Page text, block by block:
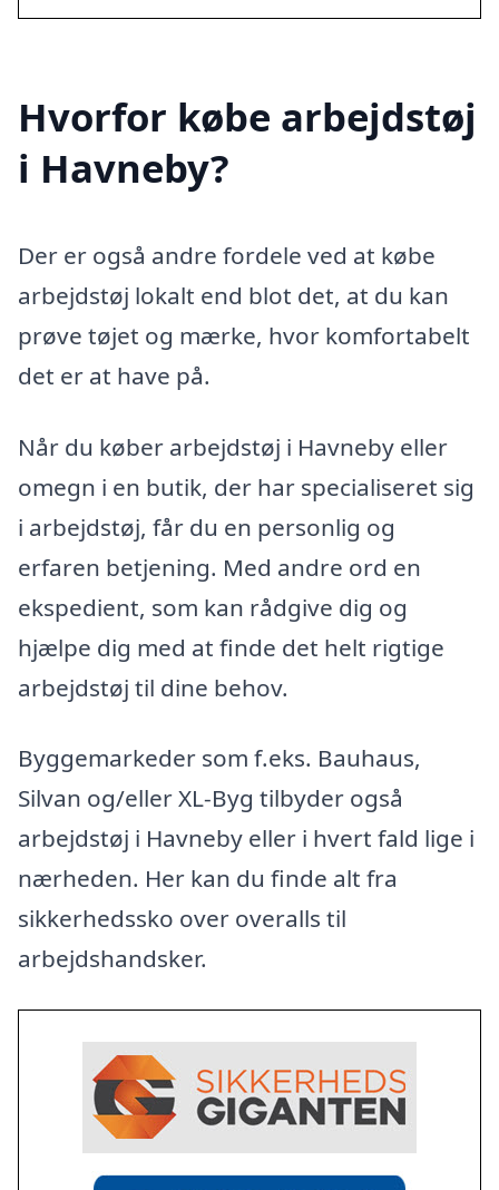
Hvorfor købe arbejdstøj
i Havneby?
Der er også andre fordele ved at købe
arbejdstøj lokalt end blot det, at du kan
prøve tøjet og mærke, hvor komfortabelt
det er at have på.
Når du køber arbejdstøj i Havneby eller
omegn i en butik, der har specialiseret sig
i arbejdstøj, får du en personlig og
erfaren betjening. Med andre ord en
ekspedient, som kan rådgive dig og
hjælpe dig med at finde det helt rigtige
arbejdstøj til dine behov.
Byggemarkeder som f.eks. Bauhaus,
Silvan og/eller XL-Byg tilbyder også
arbejdstøj i Havneby eller i hvert fald lige i
nærheden. Her kan du finde alt fra
sikkerhedssko over overalls til
arbejdshandsker.